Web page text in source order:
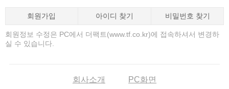
회원가입 아이디 찾기 비밀번호 찾기
회원정보 수정은 PC에서 더팩트(www.tf.co.kr)에 접속하셔서 변경하
실 수 있습니다.
회사소개 PC화면